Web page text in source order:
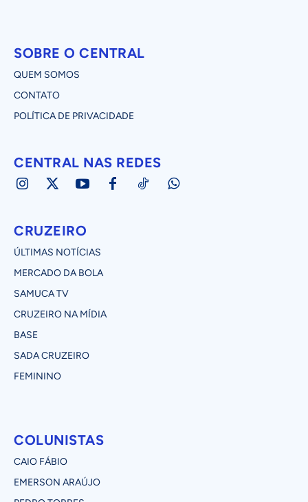
SOBRE O CENTRAL
QUEM SOMOS
CONTATO
POLÍTICA DE PRIVACIDADE
CENTRAL NAS REDES
CRUZEIRO
ÚLTIMAS NOTÍCIAS
MERCADO DA BOLA
SAMUCA TV
CRUZEIRO NA MÍDIA
BASE
SADA CRUZEIRO
FEMININO
COLUNISTAS
CAIO FÁBIO
EMERSON ARAÚJO